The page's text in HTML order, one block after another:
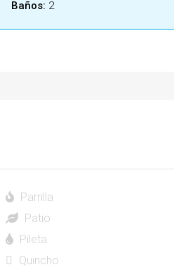
Baños: 2
Parrilla
Patio
Pileta
Quincho